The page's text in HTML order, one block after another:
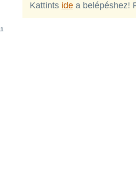
Kattints ide a belépéshez!